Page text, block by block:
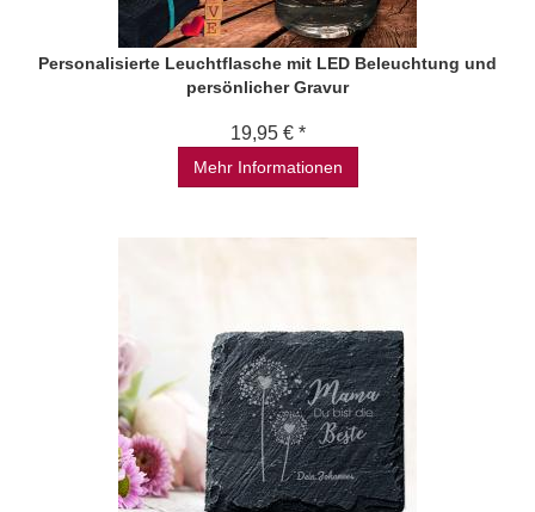
Personalisierte Leuchtflasche mit LED Beleuchtung und
persönlicher Gravur
19,95 € *
Mehr Informationen